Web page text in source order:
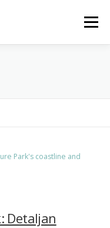
Izbornik
Detaljan